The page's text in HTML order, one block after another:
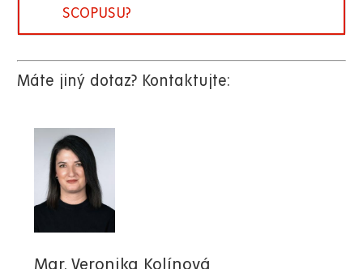
SCOPUSU?
Máte jiný dotaz? Kontaktujte:
Mgr. Veronika Kolínová